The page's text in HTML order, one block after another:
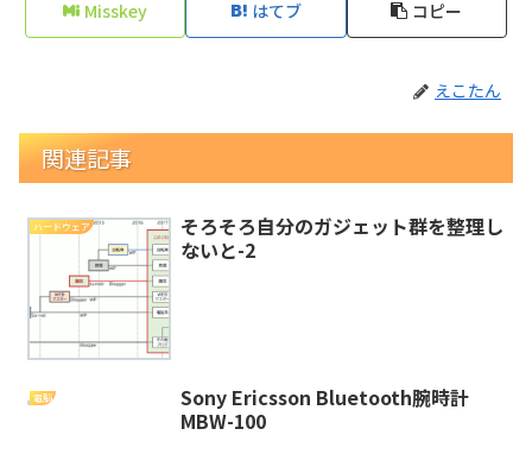
Misskey はてブ コピー
えこたん
関連記事
ハードウェア
そろそろ自分のガジェット群を整理し
ないと-2
電脳
Sony Ericsson Bluetooth腕時計
MBW-100